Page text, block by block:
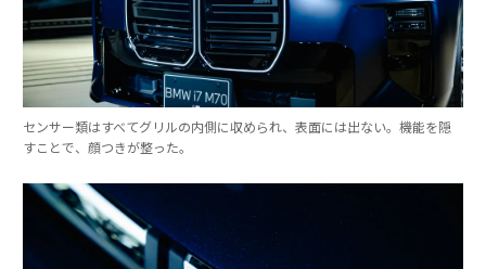
センサー類はすべてグリルの内側に収められ、表面には出ない。機能を隠
すことで、顔つきが整った。